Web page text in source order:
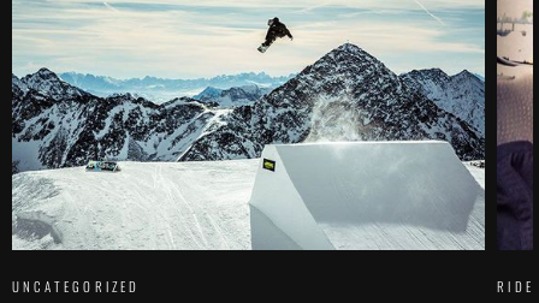
UNCATEGORIZED